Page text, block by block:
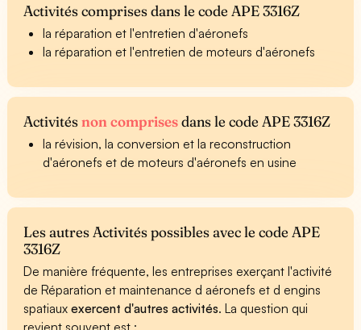
Activités comprises dans le code APE 3316Z
la réparation et l'entretien d'aéronefs
la réparation et l'entretien de moteurs d'aéronefs
Activitésnon comprisesdans le code APE 3316Z
la révision, la conversion et la reconstruction
d'aéronefs et de moteurs d'aéronefs en usine
Les autres Activités possibles avec le code APE
3316Z
De manière fréquente, les entreprises exerçant l'activité
de Réparation et maintenance d aéronefs et d engins
spatiauxexercent d'autres activités. La question qui
revient souvent est :